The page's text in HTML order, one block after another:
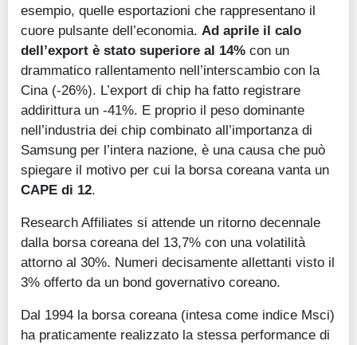
esempio, quelle esportazioni che rappresentano il
cuore pulsante dell’economia. Ad aprile il calo
dell’export è stato superiore al 14% con un
drammatico rallentamento nell’interscambio con la
Cina (-26%). L’export di chip ha fatto registrare
addirittura un -41%. E proprio il peso dominante
nell’industria dei chip combinato all’importanza di
Samsung per l’intera nazione, è una causa che può
spiegare il motivo per cui la borsa coreana vanta un
CAPE di 12.
Research Affiliates si attende un ritorno decennale
dalla borsa coreana del 13,7% con una volatilità
attorno al 30%. Numeri decisamente allettanti visto il
3% offerto da un bond governativo coreano.
Dal 1994 la borsa coreana (intesa come indice Msci)
ha praticamente realizzato la stessa performance di